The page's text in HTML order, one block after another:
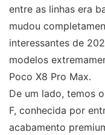
entre as linhas era
mudou
interessantes de
modelos
Poco X8 Pro Max.
De um lado, temos
F, conhecida por
acabamento